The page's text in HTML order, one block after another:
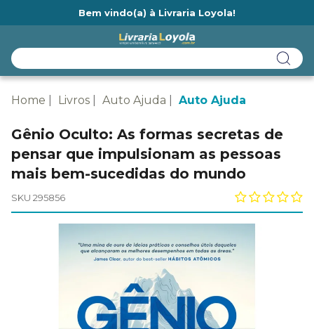
Bem vindo(a) à Livraria Loyola!
Home Livros Auto Ajuda Auto Ajuda
Gênio Oculto: As formas secretas de
pensar que impulsionam as pessoas
mais bem-sucedidas do mundo
SKU 295856